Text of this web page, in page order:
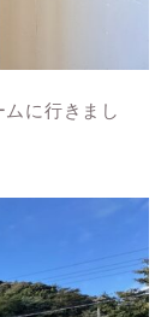
に行きまし